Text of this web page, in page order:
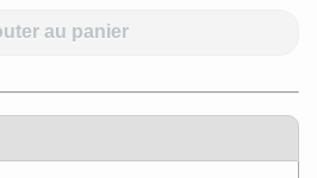
au panier